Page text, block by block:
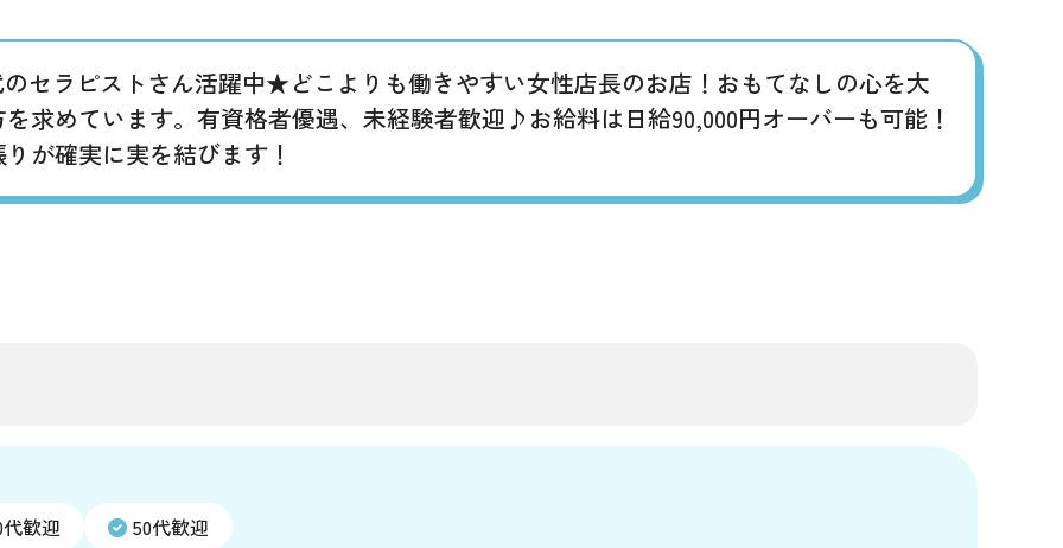
セラピストさん活躍中★どこよりも働きやすい女性店長のお店！おもてなしの心を大
求めています。有資格者優遇、未経験者歓迎♪お給料は日給90,000円オーバーも可能！
が確実に実を結びます！
歓迎 50代歓迎